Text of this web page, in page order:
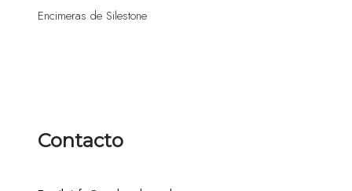
Encimeras de Silestone
Contacto